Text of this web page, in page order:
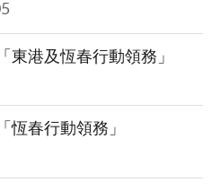
東港及恆春行動領務」
恆春行動領務」